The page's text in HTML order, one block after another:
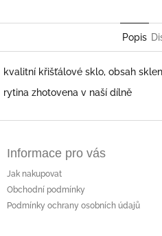
Popis
kvalitní křišťálové sklo, obsah
rytina zhotovena v naší dílně
Informace pro vás
Jak nakupovat
Obchodní podmínky
Podmínky ochrany osobních údajů